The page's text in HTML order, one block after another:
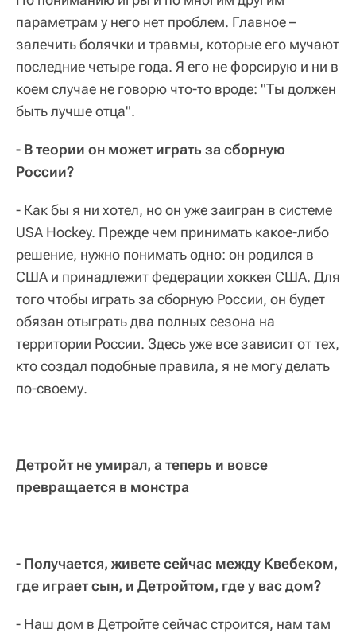
параметрам у него нет проблем. Главное –
залечить болячки и травмы, которые его мучают
последние четыре года. Я его не форсирую и ни в
коем случае не говорю что-то вроде: "Ты должен
быть лучше отца".
- В теории он может играть за сборную
России?
- Как бы я ни хотел, но он уже заигран в системе
USA Hockey. Прежде чем принимать какое-либо
решение, нужно понимать одно: он родился в
США и принадлежит федерации хоккея США. Для
того чтобы играть за сборную России, он будет
обязан отыграть два полных сезона на
территории России. Здесь уже все зависит от тех,
кто создал подобные правила, я не могу делать
по-своему.
Детройт не умирал, а теперь и вовсе
превращается в монстра
- Получается, живете сейчас между Квебеком,
где играет сын, и Детройтом, где у вас дом?
- Наш дом в Детройте сейчас строится, нам там